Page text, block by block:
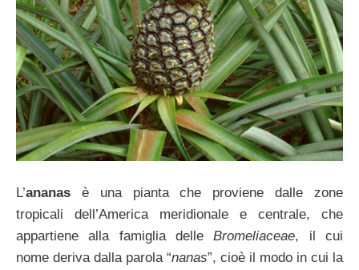
L’ananas è una pianta che proviene dalle zone
tropicali dell’America meridionale e centrale, che
appartiene alla famiglia delleBromeliaceae, il cui
nome deriva dalla parola “nanas”, cioè il modo in cui la